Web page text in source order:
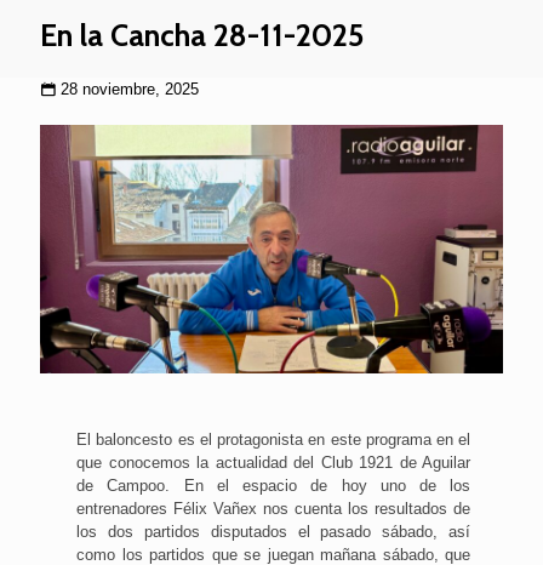
En la Cancha 28-11-2025
28 noviembre, 2025
El baloncesto es el protagonista en este programa en el
que conocemos la actualidad del Club 1921 de Aguilar
de Campoo. En el espacio de hoy uno de los
entrenadores Félix Vañex nos cuenta los resultados de
los dos partidos disputados el pasado sábado, así
como los partidos que se juegan mañana sábado, que